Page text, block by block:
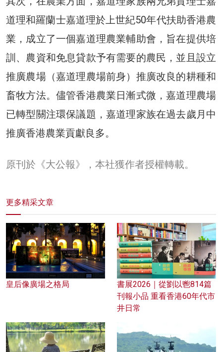
道理和羅蘭士嘉道理於上世紀50年代扶助香港農
業，成立了一個嘉道理農業輔助會，旨在提供培
訓、農資和免息貸款予有需要的農民，並且設立
推廣農場（嘉道理農場前身）推廣改良的耕種和
畜牧方法。儘管香港農業日漸式微，嘉道理農場
已轉型關注環保議題，嘉道理家族在過去歲月中
推廣香港農業貢獻良多。
原刊於《大公報》，本社獲作者授權轉載。
更多精采文章
皇后像廣場之格局
書展2026｜從劉以鬯814篇
刊報小品 重看香港60年代市
井日常